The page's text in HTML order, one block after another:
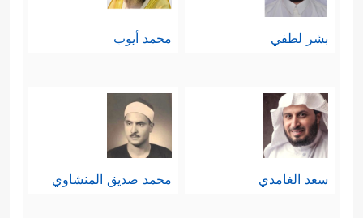
لِلَّهِ رَبِّ ٱلۡعَـٰلَمِینَ﴾
فسلامٌ عليك سيدي رسول الله وعلى آل
وحمل دعوتك إلى يوم الدين، وسلامٌ
على إخوانك المرسلين، وآخرُ دعوانا أن
الحمد لله ربِّ العالمين.
بشر لطفي محمد أيوب
سعد الغامدي محمد صديق المنشاوي